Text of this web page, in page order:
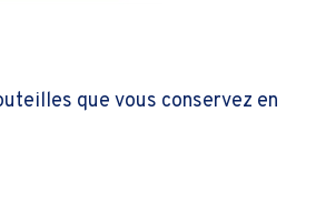
que vous conservez en